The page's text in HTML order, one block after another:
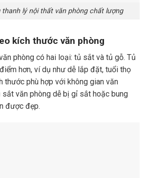
lý nội thất văn phòng chất lượng
kích thước văn phòng
phòng có hai loại: tủ sắt và tủ gỗ. Tủ
hơn, ví dụ như dễ lắp đặt, tuổi thọ
thước phù hợp với không gian văn
sắt văn phòng dễ bị gỉ sắt hoặc bung
được đẹp.